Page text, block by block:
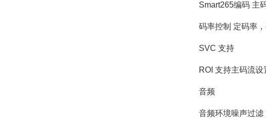
Smart265编码 主
码率控制 定码率，
SVC 支持
ROI 支持主码流设
音频
音频环境噪声过滤